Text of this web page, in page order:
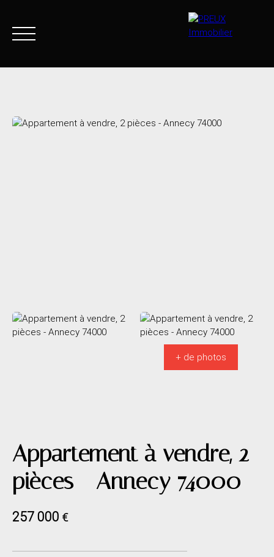
+ de photos
Appartement à vendre, 2
pièces - Annecy 74000
257 000 €